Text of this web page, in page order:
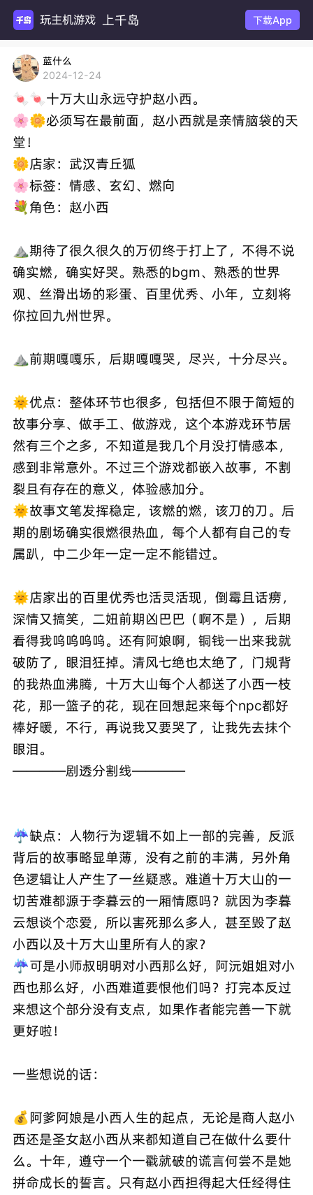
玩主机游戏 上千岛 下载App
蓝什么
2024-12-24
🍬🍬十万大山永远守护赵小西。
🌸🌼必须写在最前面，赵小西就是亲情脑袋的天
堂！
🌼店家：武汉青丘狐
🌸标签：情感、玄幻、燃向
💐角色：赵小西
⛰️期待了很久很久的万仞终于打上了，不得不说
确实燃，确实好哭。熟悉的bgm、熟悉的世界
观、丝滑出场的彩蛋、百里优秀、小年，立刻将
你拉回九州世界。
⛰️前期嘎嘎乐，后期嘎嘎哭，尽兴，十分尽兴。
🌞优点：整体环节也很多，包括但不限于简短的
故事分享、做手工、做游戏，这个本游戏环节居
然有三个之多，不知道是我几个月没打情感本，
感到非常意外。不过三个游戏都嵌入故事，不割
裂且有存在的意义，体验感加分。
🌞故事文笔发挥稳定，该燃的燃，该刀的刀。后
期的剧场确实很燃很热血，每个人都有自己的专
属趴，中二少年一定一定不能错过。
🌞店家出的百里优秀也活灵活现，倒霉且话痨，
深情又搞笑，二妞前期凶巴巴（啊不是），后期
看得我呜呜呜呜。还有阿娘啊，铜钱一出来我就
破防了，眼泪狂掉。清风七绝也太绝了，门规背
的我热血沸腾，十万大山每个人都送了小西一枝
花，那一篮子的花，现在回想起来每个npc都好
棒好暖，不行，再说我又要哭了，让我先去抹个
眼泪。
————剧透分割线————
☔️缺点：人物行为逻辑不如上一部的完善，反派
背后的故事略显单薄，没有之前的丰满，另外角
色逻辑让人产生了一丝疑惑。难道十万大山的一
切苦难都源于李暮云的一厢情愿吗？就因为李暮
云想谈个恋爱，所以害死那么多人，甚至毁了赵
小西以及十万大山里所有人的家？
☔️可是小师叔明明对小西那么好，阿沅姐姐对小
西也那么好，小西难道要恨他们吗？打完本反过
来想这个部分没有支点，如果作者能完善一下就
更好啦！
一些想说的话：
💰阿爹阿娘是小西人生的起点，无论是商人赵小
西还是圣女赵小西从来都知道自己在做什么要什
么。十年，遵守一个一戳就破的谎言何尝不是她
拼命成长的誓言。只有赵小西担得起大任经得住